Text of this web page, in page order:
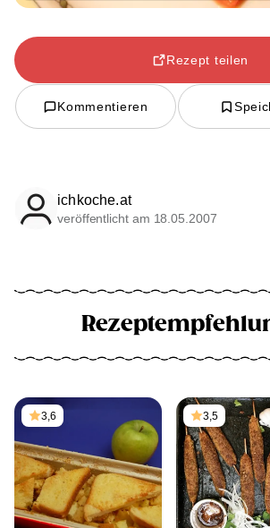
Rezept teilen
Kommentieren
ichkoche.at
veröffentlicht am 18.05.2007
3,6 3,5